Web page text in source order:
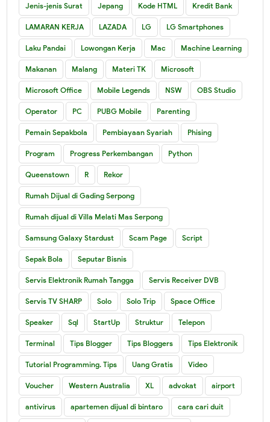
Jenis-jenis Surat Jepang Kode HTML Kredit Bank
LAMARAN KERJA LAZADA LG LG Smartphones
Laku Pandai Lowongan Kerja Mac Machine Learning
Makanan Malang Materi TK Microsoft
Microsoft Office Mobile Legends NSW OBS Studio
Operator PC PUBG Mobile Parenting
Pemain Sepakbola Pembiayaan Syariah Phising
Program Progress Perkembangan Python
Queenstown R Rekor
Rumah Dijual di Gading Serpong
Rumah dijual di Villa Melati Mas Serpong
Samsung Galaxy Stardust Scam Page Script
Sepak Bola Seputar Bisnis
Servis Elektronik Rumah Tangga Servis Receiver DVB
Servis TV SHARP Solo Solo Trip Space Office
Speaker Sql StartUp Struktur Telepon
Terminal Tips Blogger Tips Bloggers Tips Elektronik
Tutorial Programming. Tips Uang Gratis Video
Voucher Western Australia XL advokat airport
antivirus apartemen dijual di bintaro cara cari duit